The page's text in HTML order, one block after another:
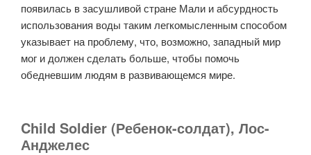
появилась в засушливой стране Мали и абсурдность
использования воды таким легкомысленным способом
указывает на проблему, что, возможно, западный мир
мог и должен сделать больше, чтобы помочь
обедневшим людям в развивающемся мире.
Child Soldier (Ребенок-солдат), Лос-
Анджелес